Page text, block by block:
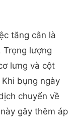
tăng cân là
Trọng lượng
lưng và cột
Khi bụng ngày
chuyển về
gây thêm áp